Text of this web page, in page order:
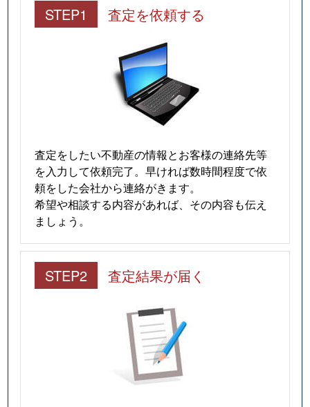
STEP1 査定を依頼する
査定をしたい不動産の情報とお客様の連絡先等
を入力して依頼完了。早ければ数時間程度で依
頼をした会社から連絡がきます。
希望や相談する内容があれば、その内容も伝え
ましょう。
STEP2 査定結果が届く